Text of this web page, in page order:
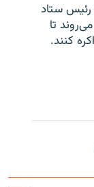
رئیس ستاد
تا
کنند.